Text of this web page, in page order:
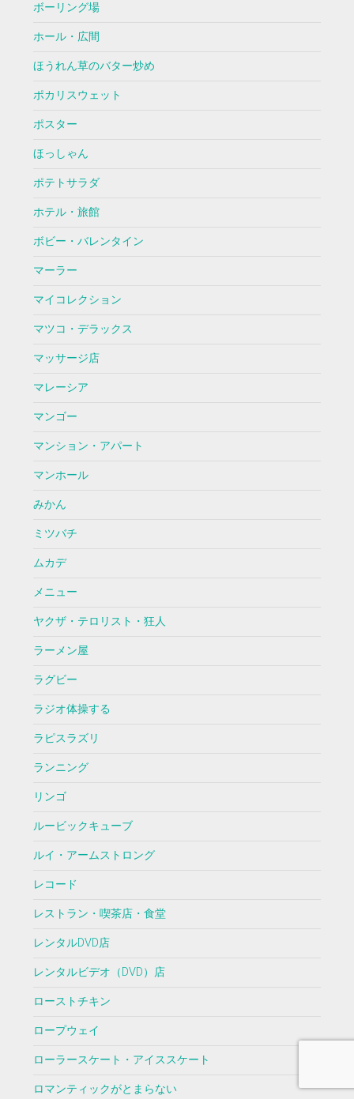
ボーリング場
ホール・広間
ほうれん草のバター炒め
ポカリスウェット
ポスター
ほっしゃん
ポテトサラダ
ホテル・旅館
ボビー・バレンタイン
マーラー
マイコレクション
マツコ・デラックス
マッサージ店
マレーシア
マンゴー
マンション・アパート
マンホール
みかん
ミツバチ
ムカデ
メニュー
ヤクザ・テロリスト・狂人
ラーメン屋
ラグビー
ラジオ体操する
ラピスラズリ
ランニング
リンゴ
ルービックキューブ
ルイ・アームストロング
レコード
レストラン・喫茶店・食堂
レンタルDVD店
レンタルビデオ（DVD）店
ローストチキン
ロープウェイ
ローラースケート・アイススケート
ロマンティックがとまらない